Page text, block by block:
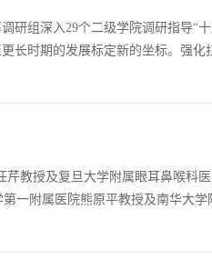
研组深入29个二级学院调研指导“
长时期的发展标定新的坐标。强化
教授及复旦大学附属眼耳鼻喉科
一附属医院熊原平教授及南华大